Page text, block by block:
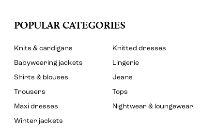
POPULAR CATEGORIES
Knits & cardigans
Knitted dresses
Babywearing jackets
Lingerie
Shirts & blouses
Jeans
Trousers
Tops
Maxi dresses
Nightwear & loungewear
Winter jackets